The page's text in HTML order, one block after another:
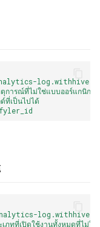
ตุการณ์ที่ไม่ใช่แบบออร์แกนิกทั้
ที่เป็นไปได้
เภทที่เปิดใช้งานทั้งหมดที่ไม่ใ